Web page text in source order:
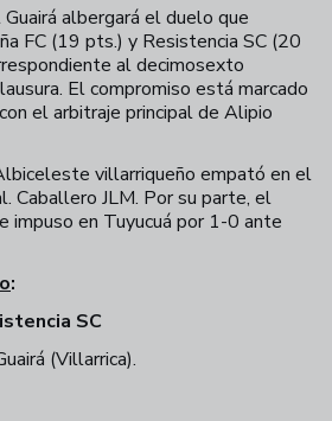
albergará el duelo que
FC (19 pts.) y Resistencia SC (20
al decimosexto
El compromiso está marcado
el arbitraje principal de Alipio
villarriqueño empató en el
Caballero JLM. Por su parte, el
impuso en Tuyucuá por 1-0 ante
:
SC
(Villarrica).